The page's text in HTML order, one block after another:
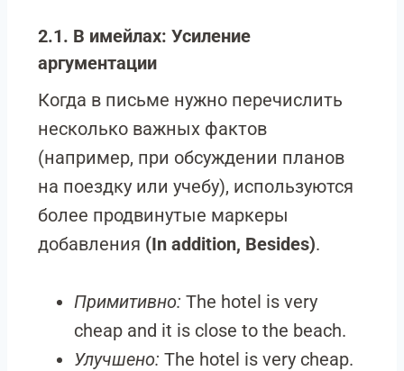
2.1. В имейлах: Усиление
аргументации
Когда в письме нужно перечислить
несколько важных фактов
(например, при обсуждении планов
на поездку или учебу), используются
более продвинутые маркеры
добавления (In addition, Besides).
Примитивно: The hotel is very
cheap and it is close to the beach.
Улучшено: The hotel is very cheap.